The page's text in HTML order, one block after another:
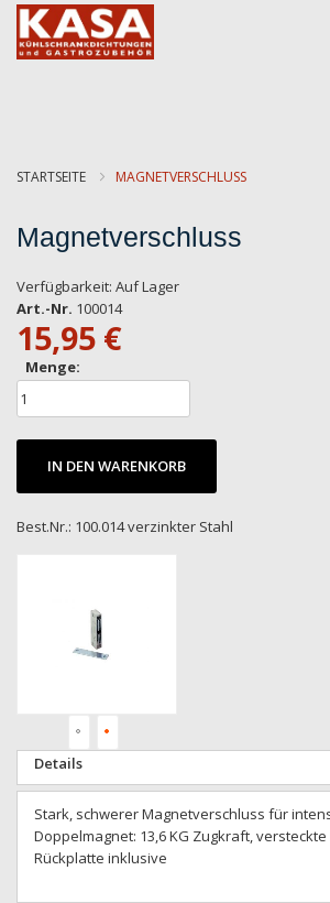
STARTSEITE MAGNETVERSCHLUSS
Magnetverschluss
Verfügbarkeit: Auf Lager
Art.-Nr. 100014
15,95 €
Menge:
IN DEN WARENKORB
Best.Nr.: 100.014 verzinkter Stahl
springen
Zum
Anfang
Bildgalerie
springen
Details
Stark, schwerer Magnetverschluss für
Doppelmagnet: 13,6 KG Zugkraft,
Rückplatte inklusive